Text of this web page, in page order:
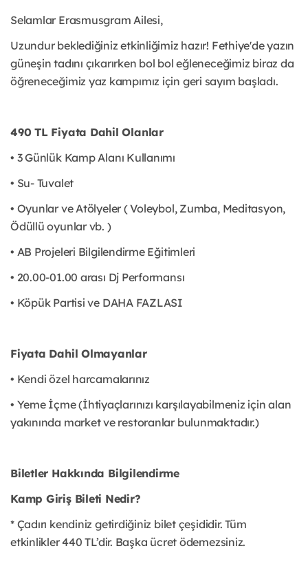
Selamlar Erasmusgram Ailesi,
Uzundur beklediğiniz etkinliğimiz hazır! Fethiye'de yazın
güneşin tadını çıkarırken bol bol eğleneceğimiz biraz da
öğreneceğimiz yaz kampımız için geri sayım başladı.
490 TL Fiyata Dahil Olanlar
• 3 Günlük Kamp Alanı Kullanımı
• Su- Tuvalet
• Oyunlar ve Atölyeler ( Voleybol, Zumba, Meditasyon,
Ödüllü oyunlar vb. )
• AB Projeleri Bilgilendirme Eğitimleri
• 20.00-01.00 arası Dj Performansı
• Köpük Partisi ve DAHA FAZLASI
Fiyata Dahil Olmayanlar
• Kendi özel harcamalarınız
• Yeme İçme (İhtiyaçlarınızı karşılayabilmeniz için alan
yakınında market ve restoranlar bulunmaktadır.)
Biletler Hakkında Bilgilendirme
Kamp Giriş Bileti Nedir?
* Çadırı kendiniz getirdiğiniz bilet çeşididir. Tüm
etkinlikler 440 TL’dir. Başka ücret ödemezsiniz.